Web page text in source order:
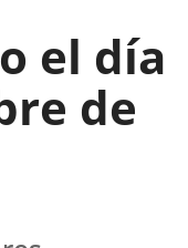
el día
de